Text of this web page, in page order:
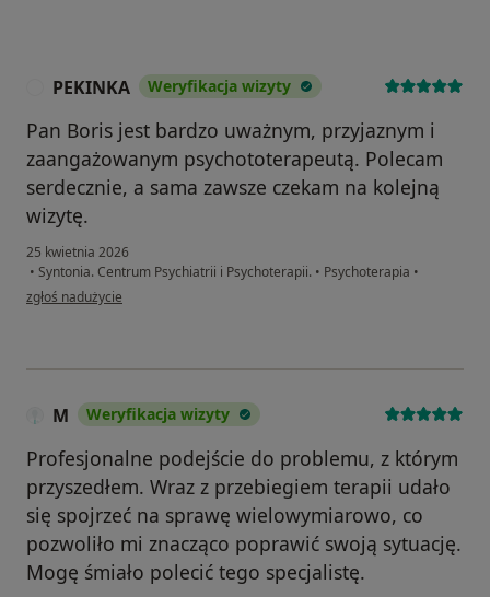
PEKINKA Weryfikacja wizyty
Pan Boris jest bardzo uważnym, przyjaznym i
zaangażowanym psychototerapeutą. Polecam
serdecznie, a sama zawsze czekam na kolejną
wizytę.
25 kwietnia 2026
• Syntonia. Centrum Psychiatrii i Psychoterapii. • Psychoterapia •
w opinii użytkownika PEKINKA
zgłoś nadużycie
M Weryfikacja wizyty
Profesjonalne podejście do problemu, z którym
przyszedłem. Wraz z przebiegiem terapii udało
się spojrzeć na sprawę wielowymiarowo, co
pozwoliło mi znacząco poprawić swoją sytuację.
Mogę śmiało polecić tego specjalistę.